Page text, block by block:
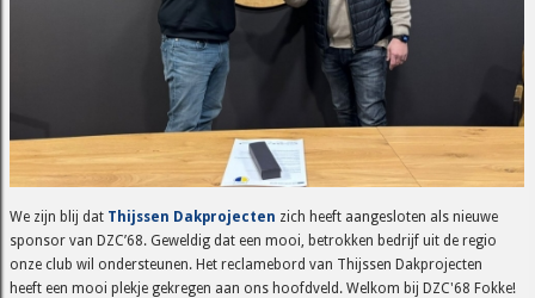
We zijn blij dat Thijssen Dakprojecten zich heeft aangesloten als nieuwe
sponsor van DZC’68. Geweldig dat een mooi, betrokken bedrijf uit de regio
onze club wil ondersteunen. Het reclamebord van Thijssen Dakprojecten
heeft een mooi plekje gekregen aan ons hoofdveld. Welkom bij DZC'68 Fokke!